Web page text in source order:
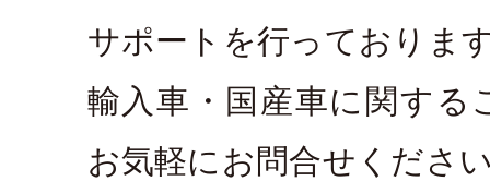
サポートを行っておりま
輸入車・国産車に関する
お気軽にお問合せくださ